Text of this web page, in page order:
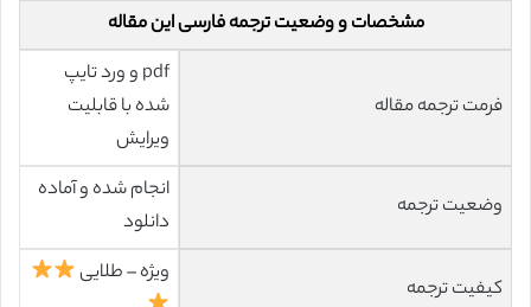
مشخصات و وضعیت ترجمه فارسی این مقاله
فرمت ترجمه مقاله
pdf و ورد تایپ
شده با قابلیت
ویرایش
وضعیت ترجمه
انجام شده و آماده
دانلود
کیفیت ترجمه
ویژه – طلایی